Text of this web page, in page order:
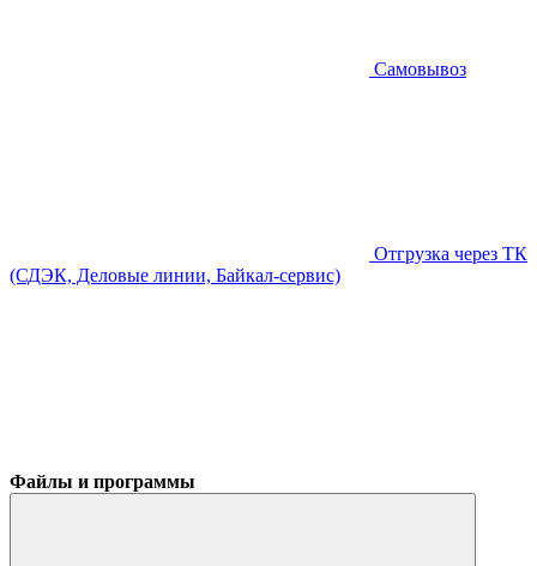
Самовывоз
Отгрузка через ТК
(СДЭК, Деловые линии, Байкал-сервис)
Файлы и программы